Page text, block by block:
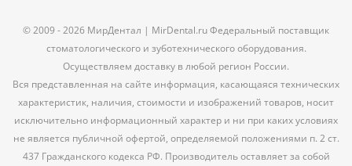
© 2009 - 2026 МирДентал | MirDental.ru Федеральный поставщик
стоматологического и зуботехнического оборудования.
Осуществляем доставку в любой регион России.
Вся представленная на сайте информация, касающаяся технических
характеристик, наличия, стоимости и изображений товаров, носит
исключительно информационный характер и ни при каких условиях
не является публичной офертой, определяемой положениями п. 2 ст.
437 Гражданского кодекса РФ. Производитель оставляет за собой